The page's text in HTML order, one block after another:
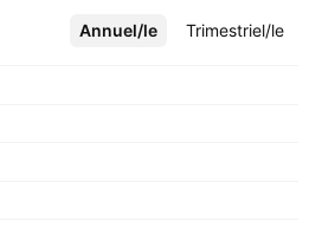
Annuel/le Trimestriel/le
Plus